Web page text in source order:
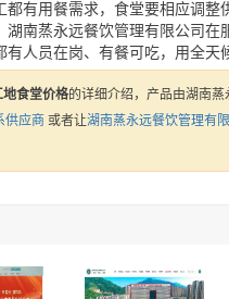
有用餐需求，食堂要相应调
南蒸永远餐饮管理有限公司
人员在岗、有餐可吃，用全
食堂价格的详细介绍，产品由湖南
供应商 或者让湖南蒸永远餐饮管理有